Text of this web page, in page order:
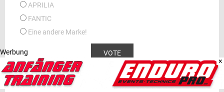
APRILIA
FANTIC
Eine andere Marke!
Ergebnisse anzeigen
Werbung
×